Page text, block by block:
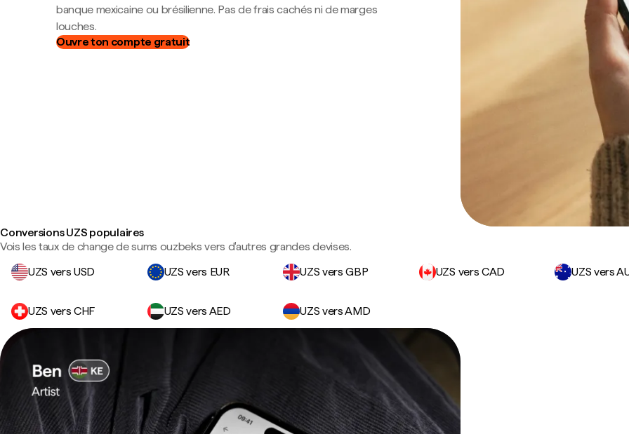
banque mexicaine ou brésilienne. Pas de frais cachés ni de marges
louches.
Ouvre ton compte gratuit
Conversions UZS populaires
Vois les taux de change de sums ouzbeks vers d'autres grandes devises.
UZS vers USD
UZS vers EUR UZS vers GBP UZS vers CAD UZS vers
UZS vers CHF UZS vers AED UZS vers AMD